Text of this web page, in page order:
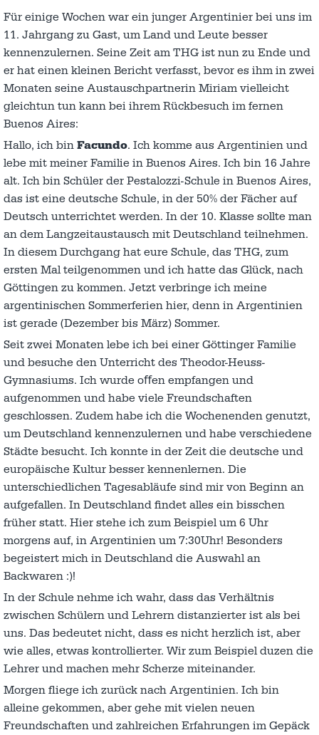
Für einige Wochen war ein junger Argentinier bei uns im
11. Jahrgang zu Gast, um Land und Leute besser
kennenzulernen. Seine Zeit am THG ist nun zu Ende und
er hat einen kleinen Bericht verfasst, bevor es ihm in zwei
Monaten seine Austauschpartnerin Miriam vielleicht
gleichtun tun kann bei ihrem Rückbesuch im fernen
Buenos Aires:
Hallo, ich bin Facundo. Ich komme aus Argentinien und
lebe mit meiner Familie in Buenos Aires. Ich bin 16 Jahre
alt. Ich bin Schüler der Pestalozzi-Schule in Buenos Aires,
das ist eine deutsche Schule, in der 50% der Fächer auf
Deutsch unterrichtet werden. In der 10. Klasse sollte man
an dem Langzeitaustausch mit Deutschland teilnehmen.
In diesem Durchgang hat eure Schule, das THG, zum
ersten Mal teilgenommen und ich hatte das Glück, nach
Göttingen zu kommen. Jetzt verbringe ich meine
argentinischen Sommerferien hier, denn in Argentinien
ist gerade (Dezember bis März) Sommer.
Seit zwei Monaten lebe ich bei einer Göttinger Familie
und besuche den Unterricht des Theodor-Heuss-
Gymnasiums. Ich wurde oﬀen empfangen und
aufgenommen und habe viele Freundschaften
geschlossen. Zudem habe ich die Wochenenden genutzt,
um Deutschland kennenzulernen und habe verschiedene
Städte besucht. Ich konnte in der Zeit die deutsche und
europäische Kultur besser kennenlernen. Die
unterschiedlichen Tagesabläufe sind mir von Beginn an
aufgefallen. In Deutschland findet alles ein bisschen
früher statt. Hier stehe ich zum Beispiel um 6 Uhr
morgens auf, in Argentinien um 7:30Uhr! Besonders
begeistert mich in Deutschland die Auswahl an
Backwaren :)!
In der Schule nehme ich wahr, dass das Verhältnis
zwischen Schülern und Lehrern distanzierter ist als bei
uns. Das bedeutet nicht, dass es nicht herzlich ist, aber
wie alles, etwas kontrollierter. Wir zum Beispiel duzen die
Lehrer und machen mehr Scherze miteinander.
Morgen fliege ich zurück nach Argentinien. Ich bin
alleine gekommen, aber gehe mit vielen neuen
Freundschaften und zahlreichen Erfahrungen im Gepäck